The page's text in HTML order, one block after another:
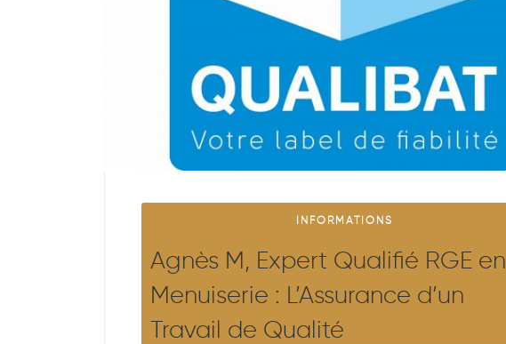
INFORMATIONS
Agnès M, Expert Qualifié RGE en
Menuiserie : L’Assurance d’un
Travail de Qualité